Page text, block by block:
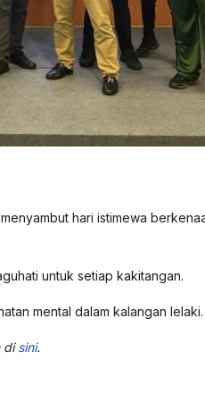
hari istimewa
untuk setiap kakitangan.
mental dalam kalangan lelaki.
disini.